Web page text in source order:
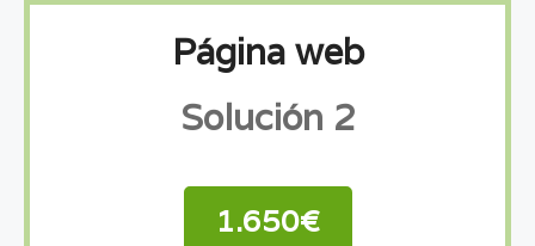
Página web
Solución 2
1.650€